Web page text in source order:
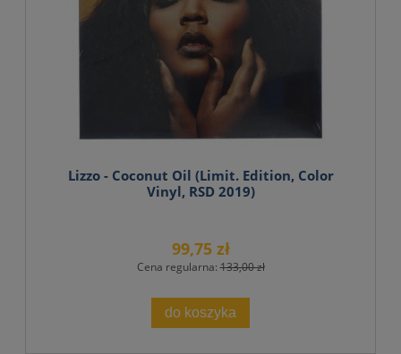
Lizzo - Coconut Oil (Limit. Edition, Color
Vinyl, RSD 2019)
99,75 zł
Cena regularna:133,00 zł
do koszyka